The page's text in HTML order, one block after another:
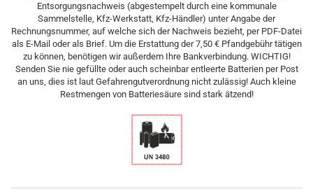
Entsorgungsnachweis (abgestempelt durch eine kommunale
Sammelstelle, Kfz-Werkstatt, Kfz-Händler) unter Angabe der
Rechnungsnummer, auf welche sich der Nachweis bezieht, per PDF-Datei
als E-Mail oder als Brief. Um die Erstattung der 7,50 € Pfandgebühr tätigen
zu können, benötigen wir außerdem Ihre Bankverbindung. WICHTIG!
Senden Sie nie gefüllte oder auch scheinbar entleerte Batterien per Post
an uns, dies ist laut Gefahrengutverordnung nicht zulässig! Auch kleine
Restmengen von Batteriesäure sind stark ätzend!